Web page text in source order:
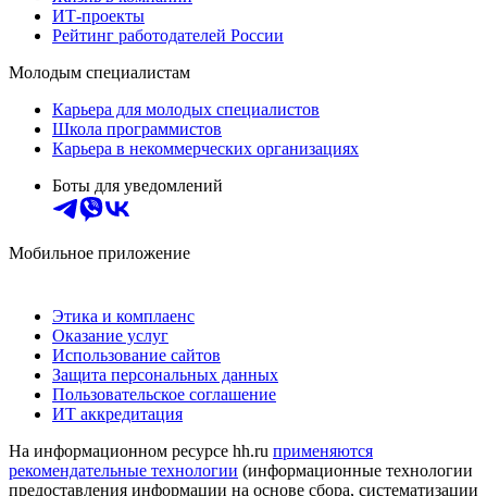
ИТ-проекты
Рейтинг работодателей России
Молодым специалистам
Карьера для молодых специалистов
Школа программистов
Карьера в некоммерческих организациях
Боты для уведомлений
Мобильное приложение
Этика и комплаенс
Оказание услуг
Использование сайтов
Защита персональных данных
Пользовательское соглашение
ИТ аккредитация
На информационном ресурсе hh.ru применяются
рекомендательные технологии (информационные технологии
предоставления информации на основе сбора, систематизации